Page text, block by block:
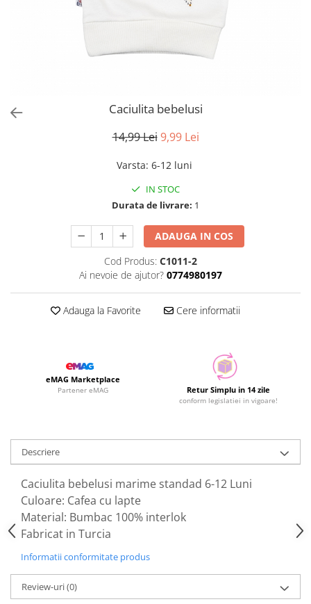
Caciulita bebelusi
14,99 Lei 9,99 Lei
Varsta: 6-12 luni
IN STOC
Durata de livrare: 1
ADAUGA IN COS
Cod Produs: C1011-2
Ai nevoie de ajutor? 0774980197
Adauga la Favorite Cere informatii
eMAG Marketplace
Partener eMAG Retur Simplu in 14 zile
conform legislatiei in vigoare!
Descriere
Caciulita bebelusi marime standad 6-12 Luni
Culoare: Cafea cu lapte
Material: Bumbac 100% interlok
Fabricat in Turcia
Informatii conformitate produs
Review-uri(0)